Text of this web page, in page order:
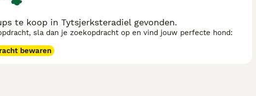
te koop in Tytsjerksteradiel gevonden.
sla dan je zoekopdracht op en vind jouw perfecte hond:
bewaren